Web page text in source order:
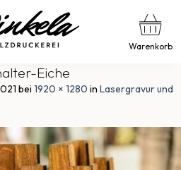
Warenkorb
Eiche
bei 1920 × 1280 in Lasergravur und